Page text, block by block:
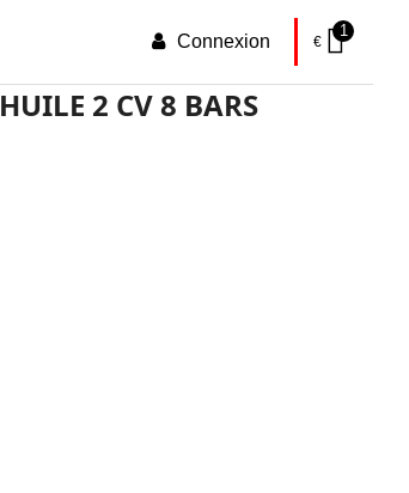
Connexion €
1
2 CV 8 BARS